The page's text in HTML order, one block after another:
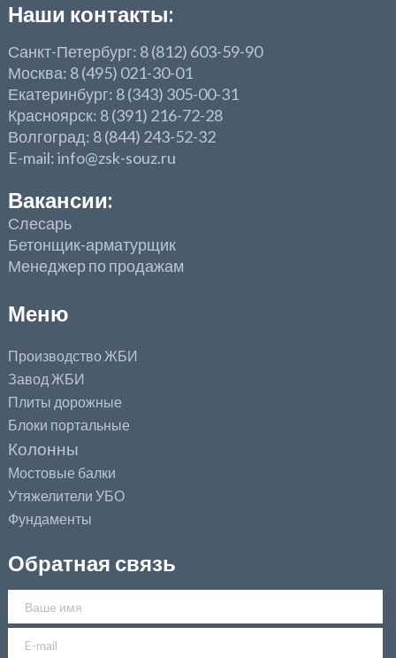
Наши контакты:
Санкт-Петербург: 8 (812) 603-59-90
Москва: 8 (495) 021-30-01
Екатеринбург: 8 (343) 305-00-31
Красноярск: 8 (391) 216-72-28
Волгоград: 8 (844) 243-52-32
E-mail: info@zsk-souz.ru
Вакансии:
Слесарь
Бетонщик-арматурщик
Менеджер по продажам
Меню
Производство ЖБИ
Завод ЖБИ
Плиты дорожные
Блоки портальные
Колонны
Мостовые балки
Утяжелители УБО
Фундаменты
Обратная связь